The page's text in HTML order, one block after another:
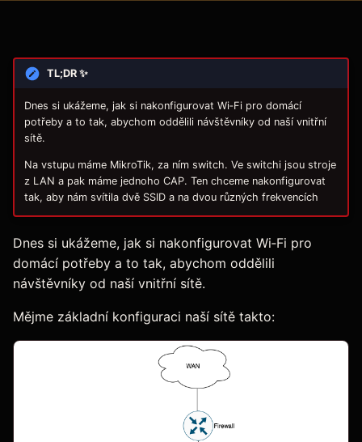
TL;DR ✨
Dnes si ukážeme, jak si nakonfigurovat Wi‑Fi pro domácí
potřeby a to tak, abychom oddělili návštěvníky od naší vnitřní
sítě.
Na vstupu máme MikroTik, za ním switch. Ve switchi jsou stroje
z LAN a pak máme jednoho CAP. Ten chceme nakonfigurovat
tak, aby nám svítila dvě SSID a na dvou různých frekvencích
Dnes si ukážeme, jak si nakonfigurovat Wi‑Fi pro
domácí potřeby a to tak, abychom oddělili
návštěvníky od naší vnitřní sítě.
Mějme základní konfiguraci naší sítě takto: